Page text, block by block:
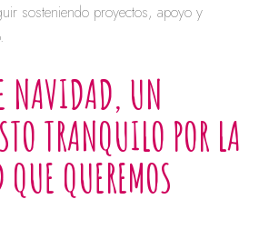
sosteniendo proyectos, apoyo y
NAVIDAD, UN
TRANQUILO POR LA
QUEREMOS